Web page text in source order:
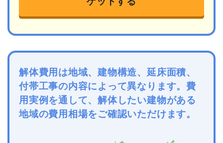
解体費用は地域、建物構造、延床面積、
付帯工事の内容によって異なります。費
用実例を通して、解体したい建物がある
地域の費用相場をご確認いただけます。